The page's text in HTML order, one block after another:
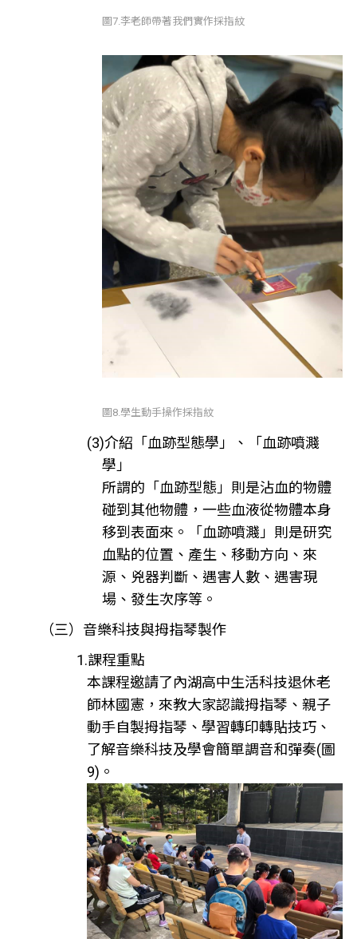
圖7.李老師帶著我們實作採指紋
圖8.學生動手操作採指紋
(3)介紹「血跡型態學」、「血跡噴濺
學」
所謂的「血跡型態」則是沾血的物體
碰到其他物體，一些血液從物體本身
移到表面來。「血跡噴濺」則是研究
血點的位置、產生、移動方向、來
源、兇器判斷、遇害人數、遇害現
場、發生次序等。
（三）音樂科技與拇指琴製作
1.課程重點
本課程邀請了內湖高中生活科技退休老
師林國憲，來教大家認識拇指琴、親子
動手自製拇指琴、學習轉印轉貼技巧、
了解音樂科技及學會簡單調音和彈奏(圖
9)。